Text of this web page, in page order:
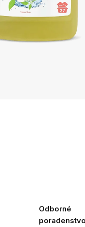
Odborné
poradenstvo